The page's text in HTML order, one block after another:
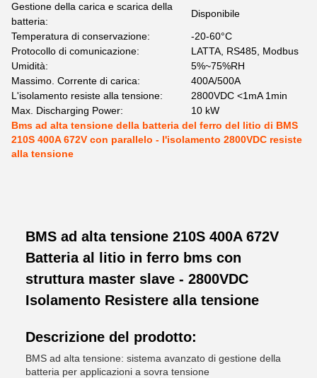
Gestione della carica e scarica della
batteria:
Disponibile
Temperatura di conservazione:
-20-60°C
Protocollo di comunicazione:
LATTA, RS485, Modbus
Umidità:
5%~75%RH
Massimo. Corrente di carica:
400A/500A
L'isolamento resiste alla tensione:
2800VDC <1mA 1min
Max. Discharging Power:
10 kW
Bms ad alta tensione della batteria del ferro del litio di BMS
210S 400A 672V con parallelo - l'isolamento 2800VDC resiste
alla tensione
BMS ad alta tensione 210S 400A 672V
Batteria al litio in ferro bms con
struttura master slave - 2800VDC
Isolamento Resistere alla tensione
Descrizione del prodotto:
BMS ad alta tensione: sistema avanzato di gestione della
batteria per applicazioni a sovra tensione